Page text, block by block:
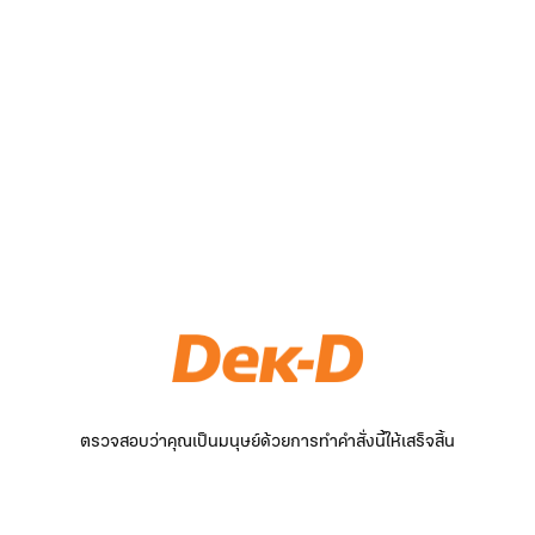
ตรวจสอบว่าคุณเป็นมนุษย์ด้วยการทำคำสั่งนี้ให้เสร็จสิ้น